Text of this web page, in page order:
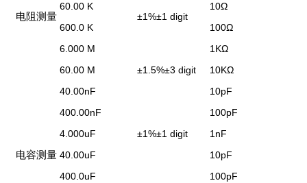
电阻测量 ±1%±1 digit
60.00 K
10Ω
600.0 K
100Ω
6.000 M
1KΩ
60.00 M
±1.5%±3 digit 10KΩ
电容测量
40.00nF
±1%±1 digit
10pF
400.00nF
100pF
4.000uF
1nF
40.00uF
10pF
400.0uF
100pF